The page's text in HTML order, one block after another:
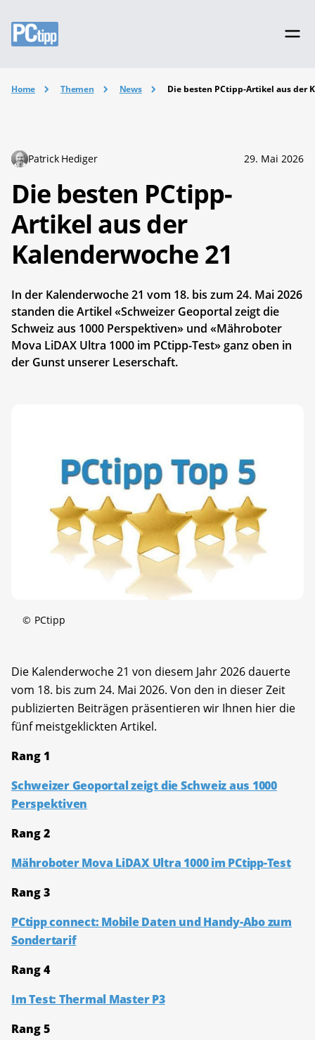
Home Themen News Die besten PCtipp-Artikel aus der
Patrick Hediger 29. Mai 2026
Die besten PCtipp-
Artikel aus der
Kalenderwoche 21
In der Kalenderwoche 21 vom 18. bis zum 24. Mai 2026
standen die Artikel «Schweizer Geoportal zeigt die
Schweiz aus 1000 Perspektiven» und «Mähroboter
Mova LiDAX Ultra 1000 im PCtipp-Test» ganz oben in
der Gunst unserer Leserschaft.
© PCtipp
Die Kalenderwoche 21 von diesem Jahr 2026 dauerte
vom 18. bis zum 24. Mai 2026. Von den in dieser Zeit
publizierten Beiträgen präsentieren wir Ihnen hier die
fünf meistgeklickten Artikel.
Rang 1
Schweizer Geoportal zeigt die Schweiz aus 1000
Perspektiven
Rang 2
Mähroboter Mova LiDAX Ultra 1000 im PCtipp-Test
Rang 3
PCtipp connect: Mobile Daten und Handy-Abo zum
Sondertarif
Rang 4
Im Test: Thermal Master P3
Rang 5